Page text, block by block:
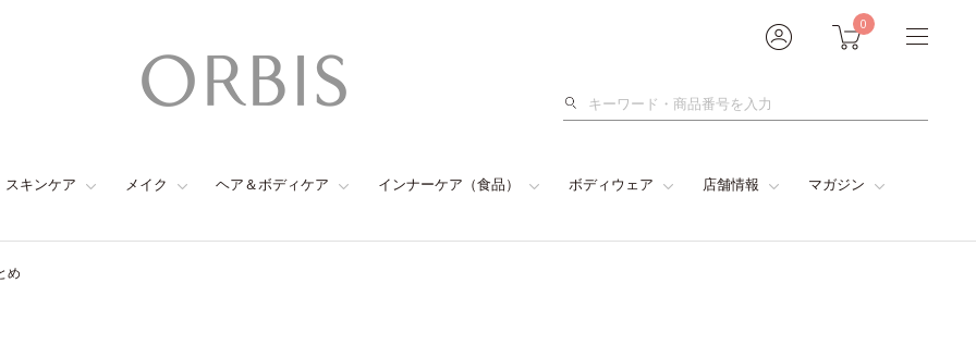
0
検
スキンケア メイク ヘア＆ボディケア インナーケア（食品） ボディウェア 店舗情報 マガジン
め